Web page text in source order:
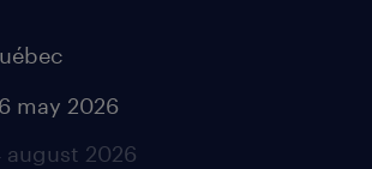
may 2026
august 2026